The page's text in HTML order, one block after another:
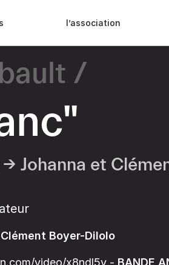
l’association
→ Johanna et
Clément Boyer-Dilolo
video/x8ndl5v - BANDE